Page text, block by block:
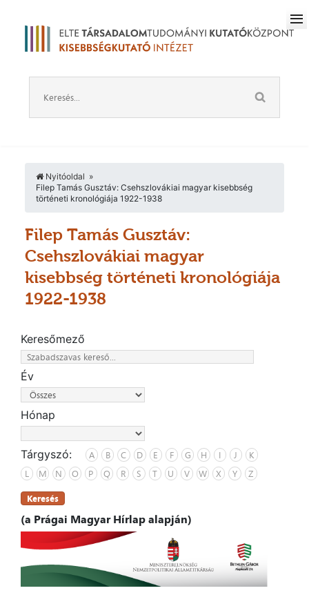
Nyitóoldal
Filep Tamás Gusztáv: Csehszlovákiai magyar kisebbség
történeti kronológiája 1922-1938
Filep Tamás Gusztáv:
Csehszlovákiai magyar
kisebbség történeti kronológiája
1922-1938
Keresőmező
Év
Hónap
Tárgyszó: A B C D E F G H I J
K
L
M N O P Q R S T U V W X Y Z
Keresés
(a Prágai Magyar Hírlap alapján)